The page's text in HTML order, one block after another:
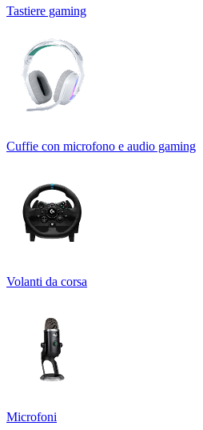
Tastiere gaming
Cuffie con microfono e audio gaming
Volanti da corsa
Microfoni